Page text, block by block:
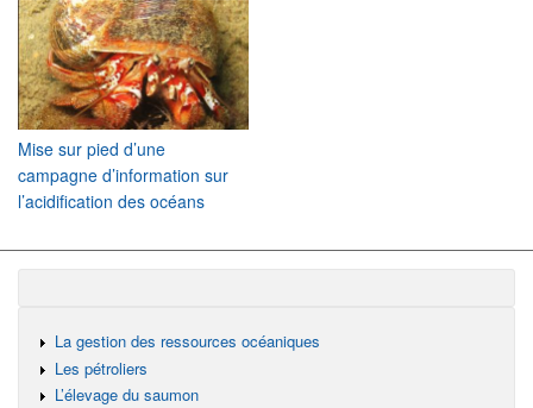
Centre des Médias
Les Cartes
Passez à l'action
Mise sur pied d’une
campagne d’information sur
l’acidification des océans
La gestion des ressources océaniques
Les pétroliers
L’élevage du saumon